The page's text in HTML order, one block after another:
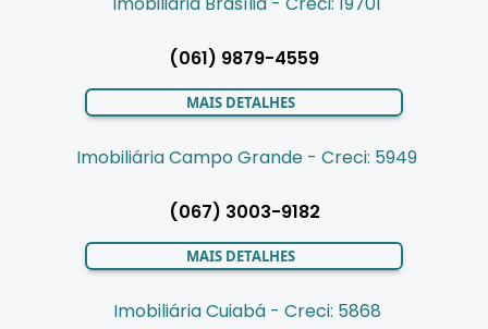
(061) 9879-4559
MAIS DETALHES
Imobiliária Campo Grande - Creci: 5949
(067) 3003-9182
MAIS DETALHES
Imobiliária Cuiabá - Creci: 5868